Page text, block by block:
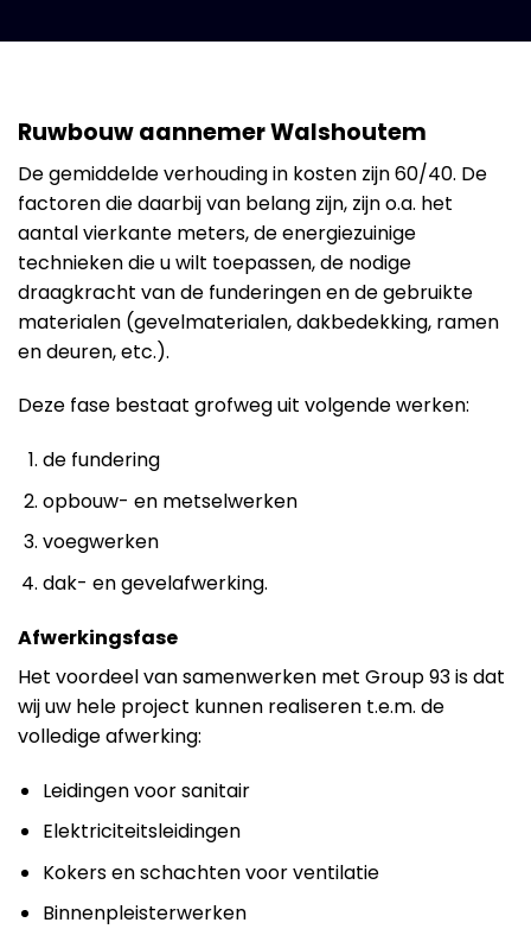
Ruwbouw aannemer Walshoutem
De gemiddelde verhouding in kosten zijn 60/40. De
factoren die daarbij van belang zijn, zijn o.a. het
aantal vierkante meters, de energiezuinige
technieken die u wilt toepassen, de nodige
draagkracht van de funderingen en de gebruikte
materialen (gevelmaterialen, dakbedekking, ramen
en deuren, etc.).
Deze fase bestaat grofweg uit volgende werken:
de fundering
opbouw- en metselwerken
voegwerken
dak- en gevelafwerking.
Afwerkingsfase
Het voordeel van samenwerken met Group 93 is dat
wij uw hele project kunnen realiseren t.e.m. de
volledige afwerking:
Leidingen voor sanitair
Elektriciteitsleidingen
Kokers en schachten voor ventilatie
Binnenpleisterwerken